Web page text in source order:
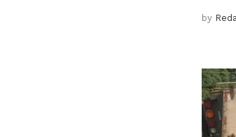
by